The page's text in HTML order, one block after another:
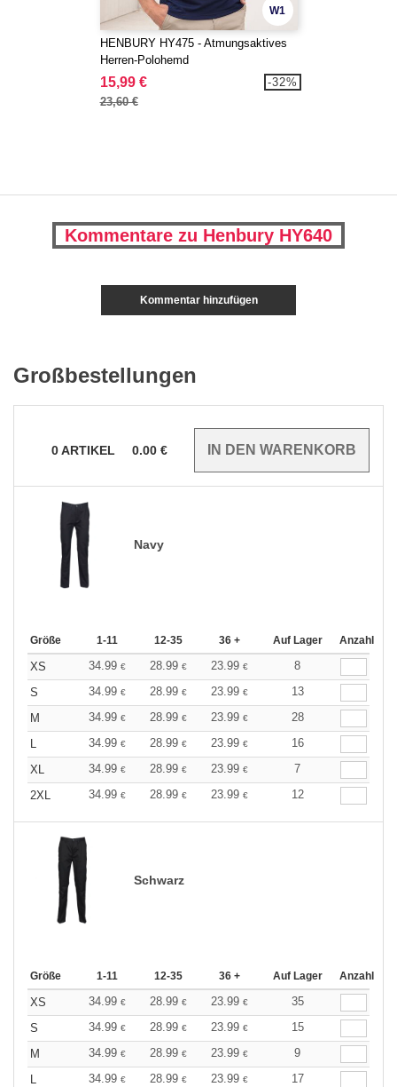
W1
HENBURY HY475 - Atmungsaktives
Herren-Polohemd
15,99 €
23,60 €
-32%
Kommentare zu Henbury HY640
Kommentar hinzufügen
Großbestellungen
0ARTIKEL 0.00 €
Navy
Größe 1-11 12-35 36 + Auf Lager Anzahl
XS 34.99 € 28.99 € 23.99 €
8
S
34.99 € 28.99 € 23.99 €
13
M
34.99 € 28.99 € 23.99 €
28
L
34.99 € 28.99 € 23.99 €
16
XL
34.99 € 28.99 € 23.99 €
7
2XL
34.99 € 28.99 € 23.99 € 12
Schwarz
Größe 1-11 12-35 36 + Auf Lager Anzahl
XS 34.99 € 28.99 € 23.99 €
35
S
34.99 € 28.99 € 23.99 €
15
M
34.99 € 28.99 € 23.99 €
9
L
34.99 € 28.99 € 23.99 €
17